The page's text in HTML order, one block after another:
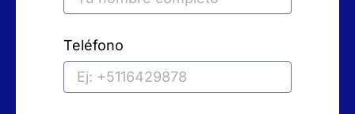
Teléfono